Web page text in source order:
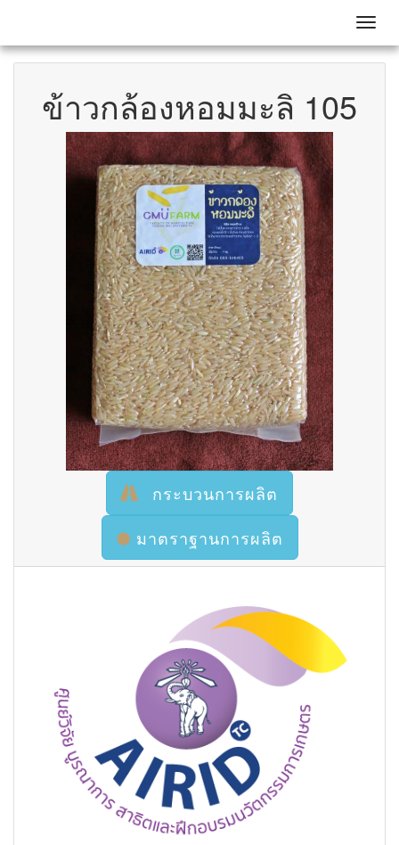
ข้าวกล้องหอมมะลิ 105
กระบวนการผลิต
มาตราฐานการผลิต